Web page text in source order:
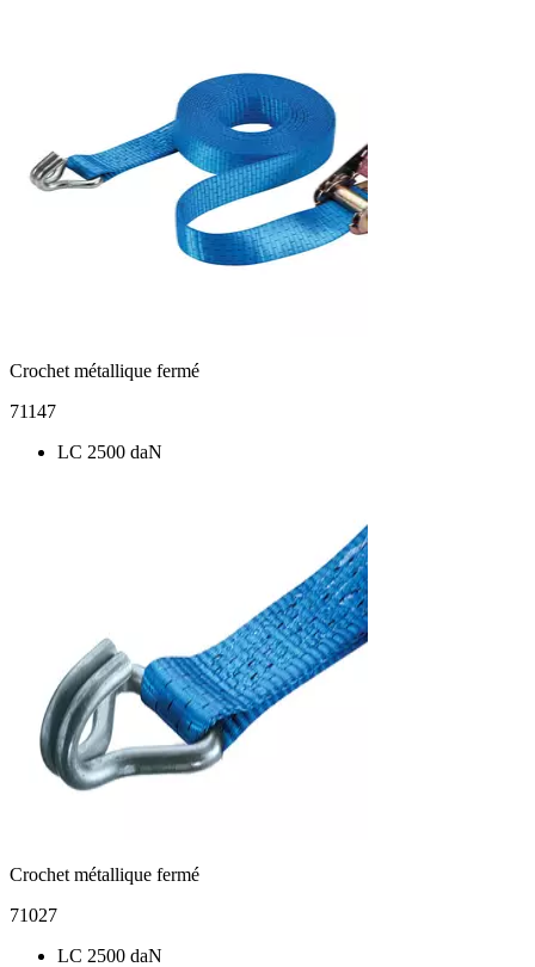
Crochet métallique fermé
71147
LC 2500 daN
Crochet métallique fermé
71027
LC 2500 daN